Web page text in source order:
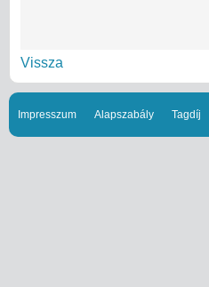
Vissza
Impresszum Alapszabály Tagdíj